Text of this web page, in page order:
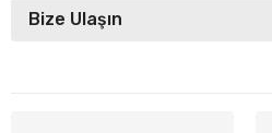
Bize Ulaşın